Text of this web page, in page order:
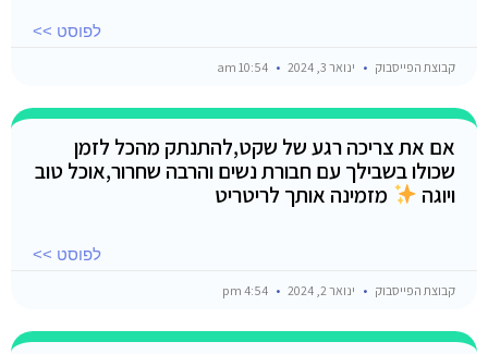
לפוסט >>
קבוצת הפייסבוק ינואר 3, 2024
אם את צריכה רגע של שקט,להתנתק מהכל לזמן
שכולו בשבילך עם חבורת נשים והרבה שחרור,אוכל טוב
ויוגה
מזמינה אותך לריטריט
לפוסט >>
קבוצת הפייסבוק ינואר 2, 2024